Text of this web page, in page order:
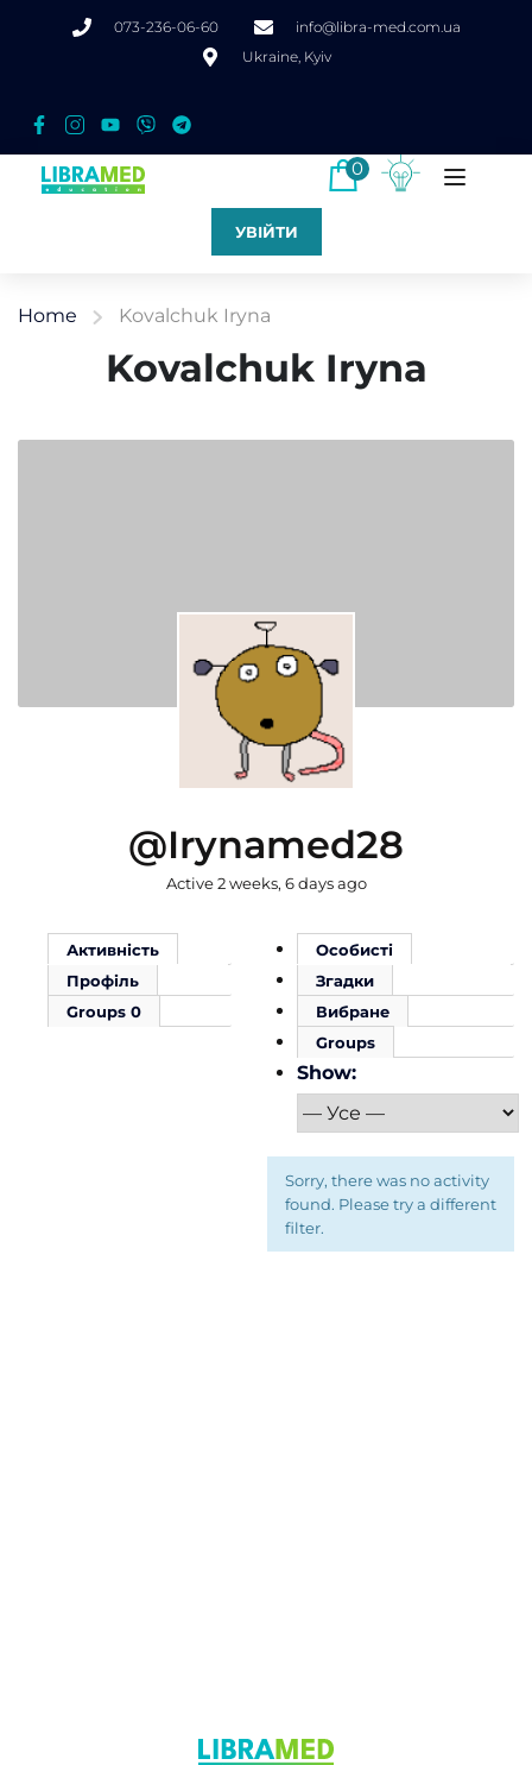
073-236-06-60
info@libra-med.com.ua
Ukraine, Kyiv
0
УВІЙТИ
Home Kovalchuk Iryna
Kovalchuk Iryna
@irynamed28
Active 2 weeks, 6 days ago
Активність
Профіль
Groups 0
Особисті
Згадки
Вибране
Groups
Show:
Sorry, there was no activity
found. Please try a different
filter.